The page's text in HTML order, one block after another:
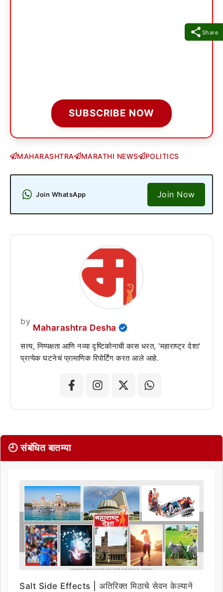
Share
SUBSCRIBE NOW
MAHARASHTRA MARATHI NEWS POLITICS
Join WhatsApp Join Now
by
Maharashtra Desha
सत्य, निष्पक्षता आणि नव्या दृष्टिकोनाची कास धरत, 'महाराष्ट्र देशा'
प्रत्येक घटनेचं प्रामाणिक रिपोर्टिंग करत आले आहे.
🕘 संबंधित बातम्या
Salt Side Effects | अतिरिक्त मिठाचे सेवन केल्याने